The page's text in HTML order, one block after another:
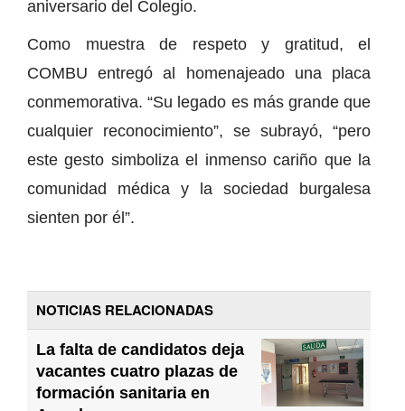
aniversario del Colegio.
Como muestra de respeto y gratitud, el
COMBU entregó al homenajeado una placa
conmemorativa. “Su legado es más grande que
cualquier reconocimiento”, se subrayó, “pero
este gesto simboliza el inmenso cariño que la
comunidad médica y la sociedad burgalesa
sienten por él”.
NOTICIAS RELACIONADAS
La falta de candidatos deja
vacantes cuatro plazas de
formación sanitaria en